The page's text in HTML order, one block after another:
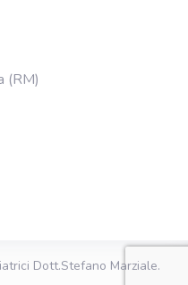
(RM)
Dott.Stefano Marziale.